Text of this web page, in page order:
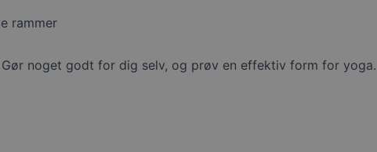
rammer
noget godt for dig selv, og prøv en effektiv form for yoga.